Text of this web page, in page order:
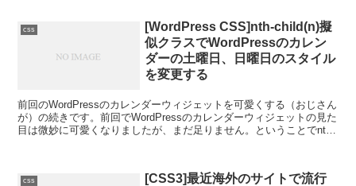
css
[WordPress CSS]nth-child(n)擬
似クラスでWordPressのカレン
ダーの土曜日、日曜日のスタイル
を変更する
前回のWordPressのカレンダーウィジェットを可愛くする（おじさん
が）の続きです。前回でWordPressのカレンダーウィジェットの見た
目は微妙に可愛くなりましたが、まだ足りません。ということでnth-
css
[CSS3]最近海外のサイトで流行